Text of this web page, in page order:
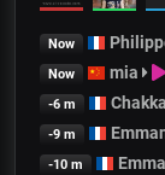
Now
Now mia
-6 m
-9 m
-10 m